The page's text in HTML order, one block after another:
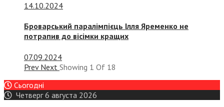
14.10.2024
Броварський паралімпієць Ілля Яременко не
потрапив до вісімки кращих
07.09.2024
Prev Next Showing 1 Of 18
Сьогодні
Четверг 6 августа 2026